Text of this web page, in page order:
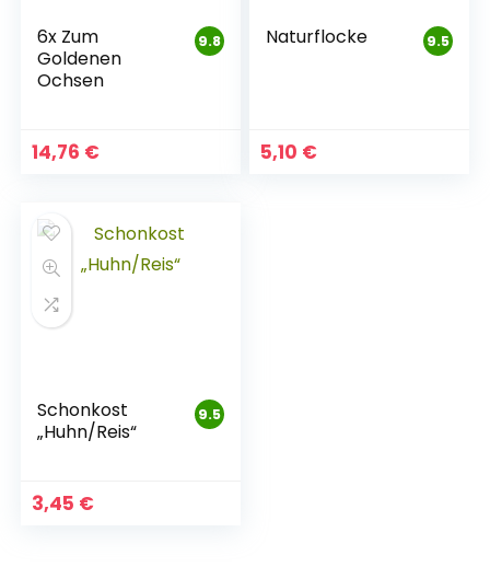
9.8
6x Zum
Goldenen
Ochsen
14,76 €
9.5
Naturflocke
5,10 €
9.5
Schonkost
„Huhn/Reis“
3,45 €